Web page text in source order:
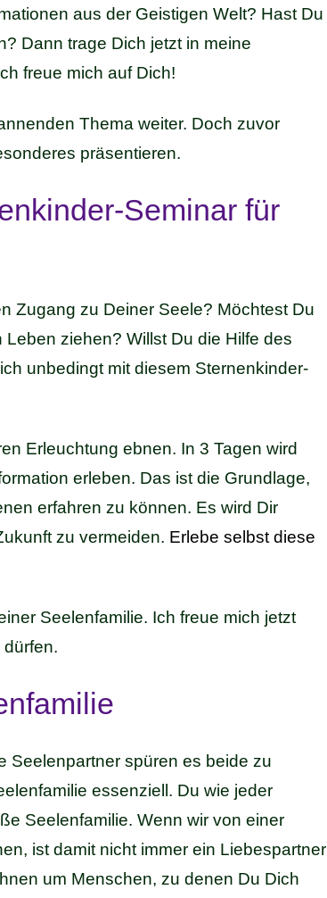
aus der Geistigen Welt? Hast Du
Dann trage Dich jetzt in meine
freue mich auf Dich!
Thema weiter. Doch zuvor
präsentieren.
Seminar für
Zugang zu Deiner Seele? Möchtest Du
ziehen? Willst Du die Hilfe des
unbedingt mit diesem Sternenkinder-
Erleuchtung ebnen. In 3 Tagen wird
erleben. Das ist die Grundlage,
erfahren zu können. Es wird Dir
zu vermeiden. Erlebe selbst diese
Seelenfamilie. Ich freue mich jetzt
Seelenpartner spüren es beide zu
essenziell. Du wie jeder
Seelenfamilie. Wenn wir von einer
ist damit nicht immer ein Liebespartner
um Menschen, zu denen Du Dich